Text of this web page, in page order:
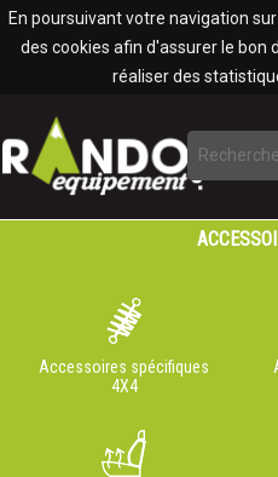
En poursuivant votre navigation
des cookies afin d'assurer le bon
réaliser des
Accessoires spécifiques
4X4
Panneau de gestion des cookies